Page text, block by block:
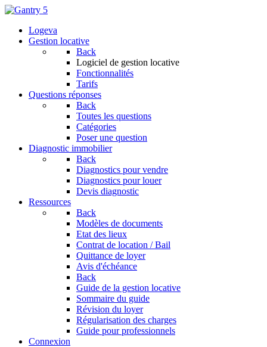
Logeva
Gestion locative
Back
Logiciel de gestion locative
Fonctionnalités
Tarifs
Questions réponses
Back
Toutes les questions
Catégories
Poser une question
Diagnostic immobilier
Back
Diagnostics pour vendre
Diagnostics pour louer
Devis diagnostic
Ressources
Back
Modèles de documents
Etat des lieux
Contrat de location / Bail
Quittance de loyer
Avis d'échéance
Back
Guide de la gestion locative
Sommaire du guide
Révision du loyer
Régularisation des charges
Guide pour professionnels
Connexion